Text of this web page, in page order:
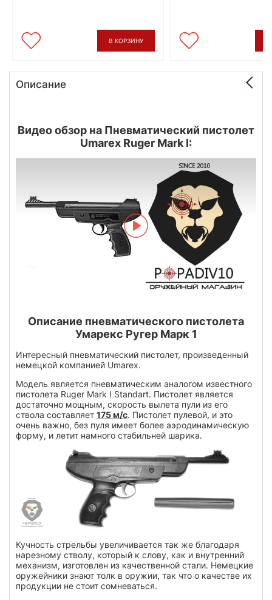
В КОРЗИНУ
Описание
Видео обзор на Пневматический пистолет
Umarex Ruger Mark I:
Описание пневматического пистолета
Умарекс Ругер Марк 1
Интересный пневматический пистолет, произведенный
немецкой компанией Umarex.
Модель является пневматическим аналогом известного
пистолета Ruger Mark I Standart. Пистолет является
достаточно мощным, скорость вылета пули из его
ствола составляет 175 м/с. Пистолет пулевой, и это
очень важно, без пуля имеет более аэродинамическую
форму, и летит намного стабильней шарика.
Кучность стрельбы увеличивается так же благодаря
нарезному стволу, который к слову, как и внутренний
механизм, изготовлен из качественной стали. Немецкие
оружейники знают толк в оружии, так что о качестве их
продукции не стоит сомневаться.